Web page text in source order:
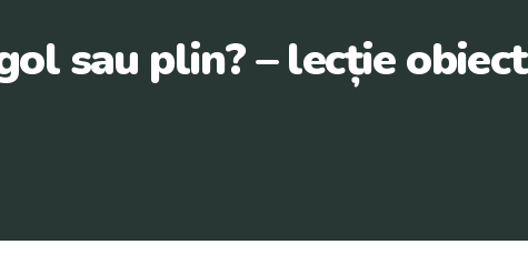
sau plin? – lecție obiect